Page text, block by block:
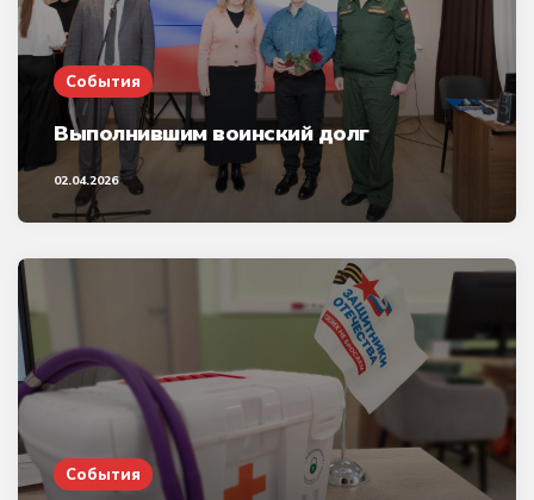
События
Выполнившим воинский долг
02.04.2026
События